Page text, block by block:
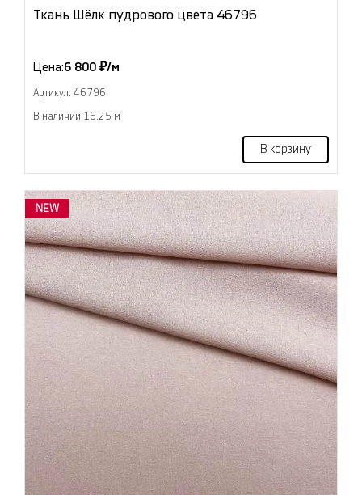
Ткань Шёлк пудрового цвета 46796
Цена:6 800 ₽/м
Артикул: 46796
В наличии 16.25 м
В корзину
NEW